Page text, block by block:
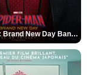
Spider-Man: Brand New Day Bande-annonce VO STFR